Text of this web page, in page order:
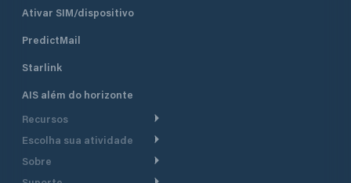
Ativar SIM/dispositivo
PredictMail
Starlink
AIS além do horizonte
Recursos
Roteamento meteorológico
Escolha sua atividade
Cruzeiro
Sobre